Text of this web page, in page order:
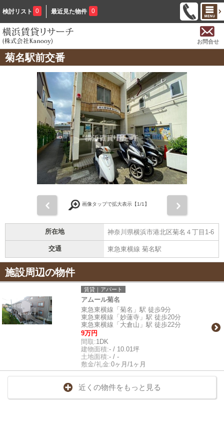
検討リスト 0 最近見た物件 0
お問合せ
菊名駅前交番
画像タップで拡大表示【1/1】
所在地 神奈川県横浜市港北区菊名４丁目1-6
交通 東急東横線 菊名駅
施設周辺の物件
賃貸｜アパート
アムール菊名
東急東横線「菊名」駅 徒歩9分
東急東横線「妙蓮寺」駅 徒歩20分
東急東横線「大倉山」駅 徒歩22分
9万円
間取:1DK
建物面積:- / 10.01坪
土地面積:- / -
敷金/礼金:0ヶ月/1ヶ月
近くの物件をもっと見る